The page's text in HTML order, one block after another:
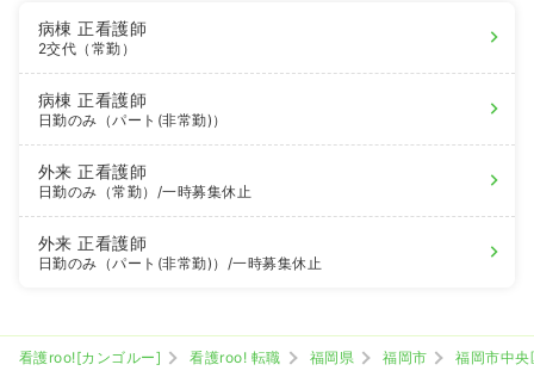
病棟正看護師
2交代（常勤）
病棟正看護師
日勤のみ（パート(非常勤)）
外来正看護師
日勤のみ（常勤） /一時募集休止
外来正看護師
日勤のみ（パート(非常勤)） /一時募集休止
看護roo![カンゴルー] 看護roo! 転職 福岡県 福岡市
福岡市中央